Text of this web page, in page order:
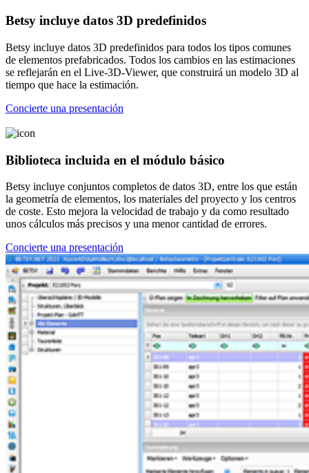
Betsy incluye datos 3D predefinidos
Betsy incluye datos 3D predefinidos para todos los tipos comunes
de elementos prefabricados. Todos los cambios en las estimaciones
se reflejarán en el Live-3D-Viewer, que construirá un modelo 3D al
tiempo que hace la estimación.
Concierte una presentación
Biblioteca incluida en el módulo básico
Betsy incluye conjuntos completos de datos 3D, entre los que están
la geometría de elementos, los materiales del proyecto y los centros
de coste. Esto mejora la velocidad de trabajo y da como resultado
unos cálculos más precisos y una menor cantidad de errores.
Concierte una presentación